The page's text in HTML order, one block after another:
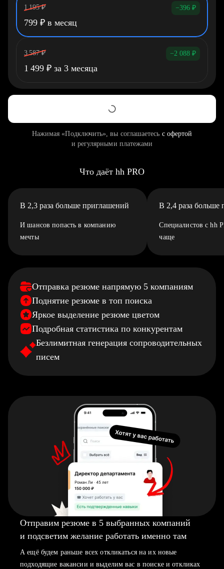
1 195 ₽ −396 ₽
799 ₽ в месяц
3 587 ₽ −2 088 ₽
1 499 ₽ за 3 месяца
Нажимая «Подключить», вы соглашаетесь с офертой
и регулярными платежами
Что даёт hh PRO
В 2,3 раза больше приглашений
И шансов попасть в компанию
мечты
В 2,4 раза больше
Специалистов с hh
чаще
Отправка резюме напрямую 5 компаниям
Поднятие резюме в топ поиска
Яркое выделение резюме цветом
Подробная статистика по конкурентам
Безлимитная генерация сопроводительных
писем
Отправим резюме в 5 выбранных компаний
и подсветим желание работать именно там
А ещё будем раньше всех откликаться на их новые
подходящие вакансии и выделим вас в поиске и откликах